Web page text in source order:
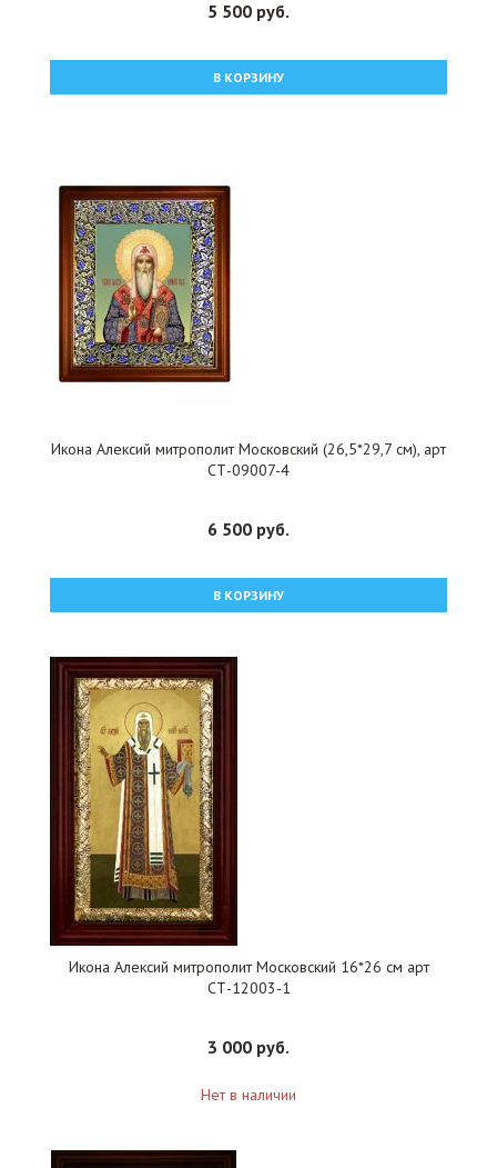
5 500 руб.
В КОРЗИНУ
Икона Алексий митрополит Московский (26,5*29,7 см), арт
СТ-09007-4
6 500 руб.
В КОРЗИНУ
Икона Алексий митрополит Московский 16*26 см арт
СТ-12003-1
3 000 руб.
Нет в наличии